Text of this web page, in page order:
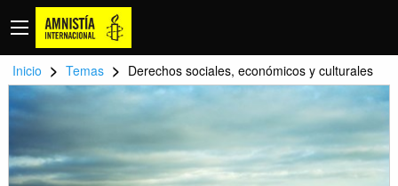
Inicio > Temas > Derechos sociales, económicos y culturales